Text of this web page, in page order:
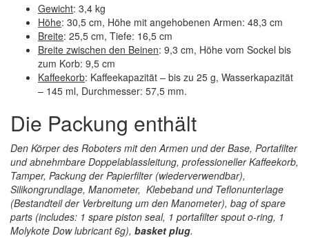
Gewicht: 3,4 kg
Höhe: 30,5 cm, Höhe mit angehobenen Armen: 48,3 cm
Breite: 25,5 cm, Tiefe: 16,5 cm
Breite zwischen den Beinen: 9,3 cm, Höhe vom Sockel bis
zum Korb: 9,5 cm
Kaffeekorb: Kaffeekapazität – bis zu 25 g, Wasserkapazität
– 145 ml, Durchmesser: 57,5 mm.
Die Packung enthält
Den Körper des Roboters mit den Armen und der Base, Portafilter
und abnehmbare Doppelablassleitung, professioneller Kaffeekorb,
Tamper, Packung der Papierfilter (wiederverwendbar),
Silikongrundlage, Manometer, Klebeband und Teflonunterlage
(Bestandteil der Verbreitung um den Manometer), bag of spare
parts (includes: 1 spare piston seal, 1 portafilter spout o-ring, 1
Molykote Dow lubricant 6g), basket plug.